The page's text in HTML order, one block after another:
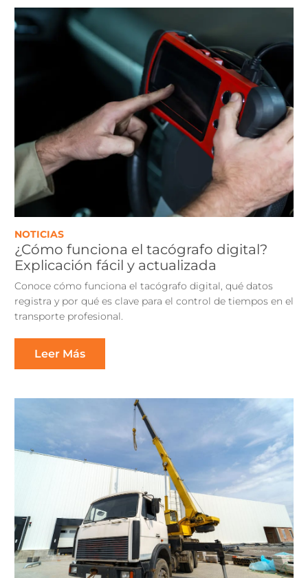
NOTICIAS
¿Cómo funciona el tacógrafo digital?
Explicación fácil y actualizada
Conoce cómo funciona el tacógrafo digital, qué datos
registra y por qué es clave para el control de tiempos en el
transporte profesional.
Leer Más